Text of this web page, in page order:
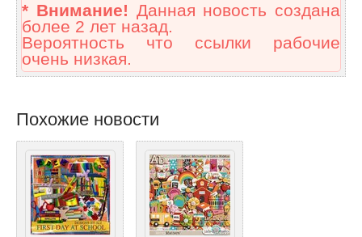
* Внимание! Данная новость создана
более 2 лет назад.
Вероятность что ссылки рабочие
очень низкая.
Похожие новости